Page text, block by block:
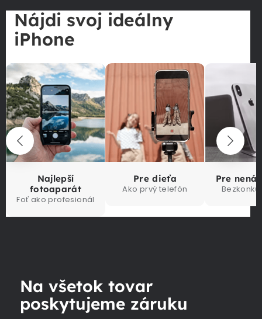
Nájdi svoj ideálny
iPhone
Najlepší
fotoaparát
Foť ako profesionál
Pre dieťa
Ako prvý telefón
Pre
Na všetok tovar
poskytujeme záruku